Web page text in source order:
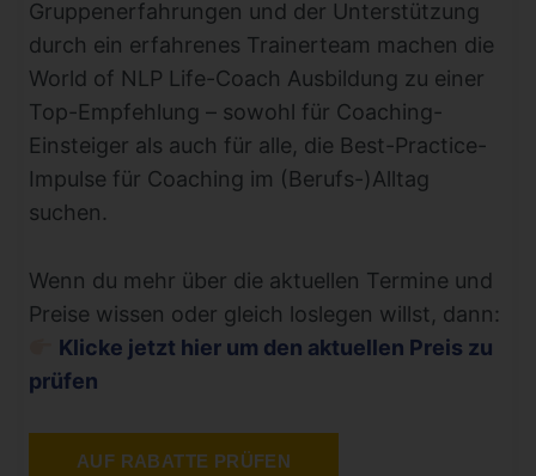
Gruppenerfahrungen und der Unterstützung
durch ein erfahrenes Trainerteam machen die
World of NLP Life-Coach Ausbildung zu einer
Top-Empfehlung – sowohl für Coaching-
Einsteiger als auch für alle, die Best-Practice-
Impulse für Coaching im (Berufs-)Alltag
suchen.
Wenn du mehr über die aktuellen Termine und
Preise wissen oder gleich loslegen willst, dann:
Klicke jetzt hier um den aktuellen Preis zu
prüfen
AUF RABATTE PRÜFEN